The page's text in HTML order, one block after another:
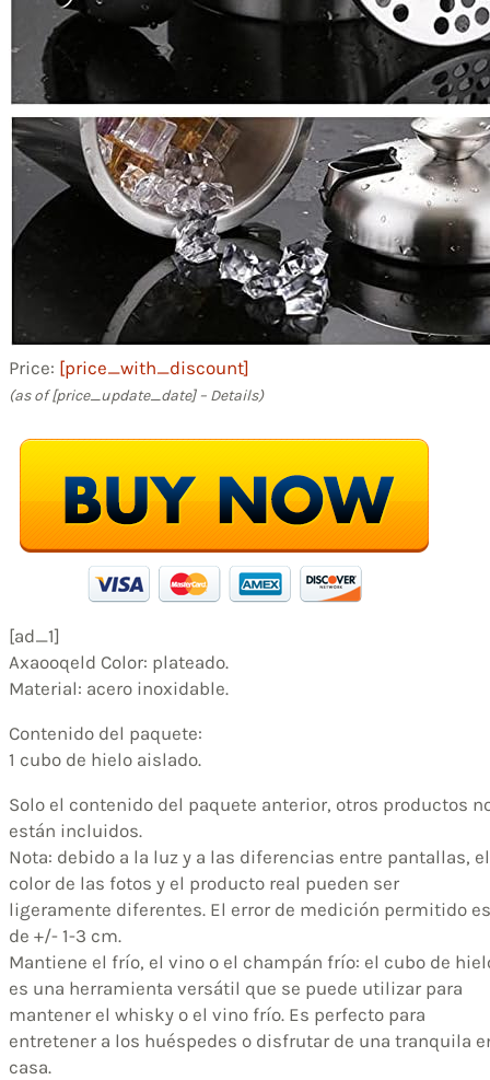
Price: [price_with_discount]
(as of [price_update_date] – Details)
[ad_1]
Axaooqeld Color: plateado.
Material: acero inoxidable.
Contenido del paquete:
1 cubo de hielo aislado.
Solo el contenido del paquete anterior, otros productos
están incluidos.
Nota: debido a la luz y a las diferencias entre pantallas, el
color de las fotos y el producto real pueden ser
ligeramente diferentes. El error de medición permitido es
de +/- 1-3 cm.
Mantiene el frío, el vino o el champán frío: el cubo de
es una herramienta versátil que se puede utilizar para
mantener el whisky o el vino frío. Es perfecto para
entretener a los huéspedes o disfrutar de una tranquila
casa.